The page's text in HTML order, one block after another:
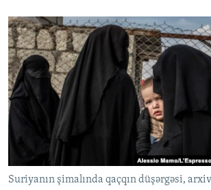
Suriyanın şimalında qaçqın düşərgəsi,